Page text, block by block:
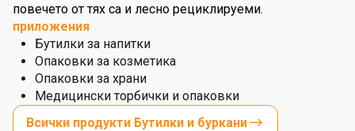
повечето от тях са и лесно рециклируеми.
приложения
Бутилки за напитки
Опаковки за козметика
Опаковки за храни
Медицински торбички и опаковки
Всички продукти Бутилки и буркани